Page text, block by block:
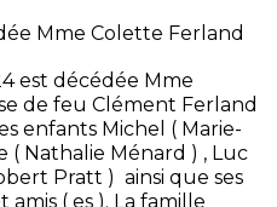
Mme Colette Ferland
est décédée Mme
de feu Clément Ferland
enfants Michel ( Marie-
( Nathalie Ménard ) , Luc
Pratt ) ainsi que ses
( es ). La famille